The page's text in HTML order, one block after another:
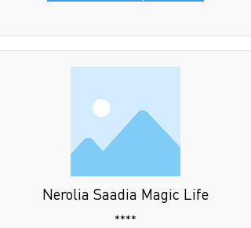
Nerolia Saadia Magic Life
****